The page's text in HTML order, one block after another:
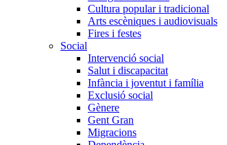
Cultura popular i tradicional
Arts escèniques i audiovisuals
Fires i festes
Social
Intervenció social
Salut i discapacitat
Infància i joventut i família
Exclusió social
Gènere
Gent Gran
Migracions